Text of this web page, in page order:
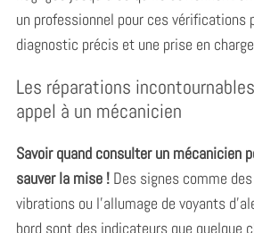
un professionnel pour ces vérifications
diagnostic précis et une prise en
Les réparations
appel à un mécanicien
Savoir quand consulter un mécanicien
sauver la mise !Des signes comme
vibrations ou l’allumage de voyants
bord sont des indicateurs que quelque